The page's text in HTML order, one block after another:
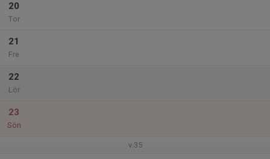
20
Tor
21
Fre
22
Lör
23
Sön
v.35